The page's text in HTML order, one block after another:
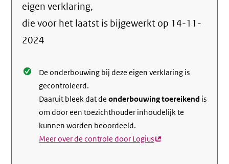
over
eigen verklaring,
die voor het laatst is bijgewerkt op 14-11-
2024
De onderbouwing bij deze eigen verklaring is
gecontroleerd.
Daaruit bleek dat deonderbouwing toereikend is
om door een toezichthouder inhoudelijk te
kunnen worden beoordeeld.
Meer over de controle door Logius(externe